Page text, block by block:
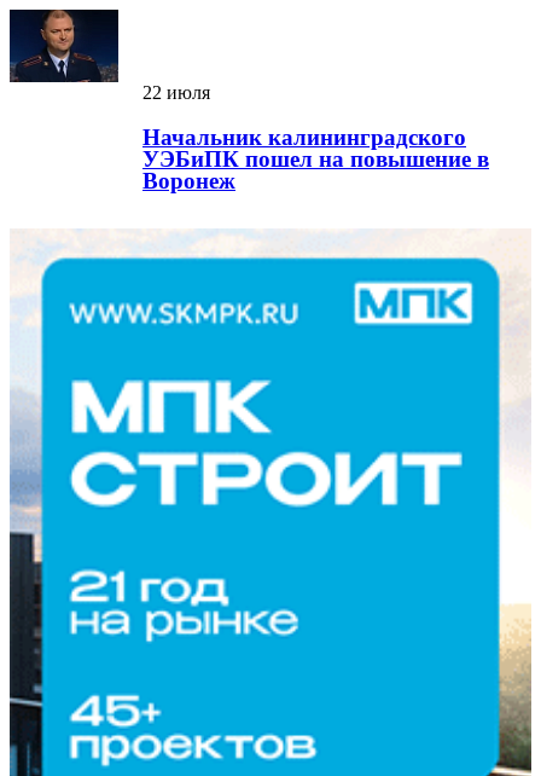
22 июля
Начальник калининградского
УЭБиПК пошел на повышение в
Воронеж